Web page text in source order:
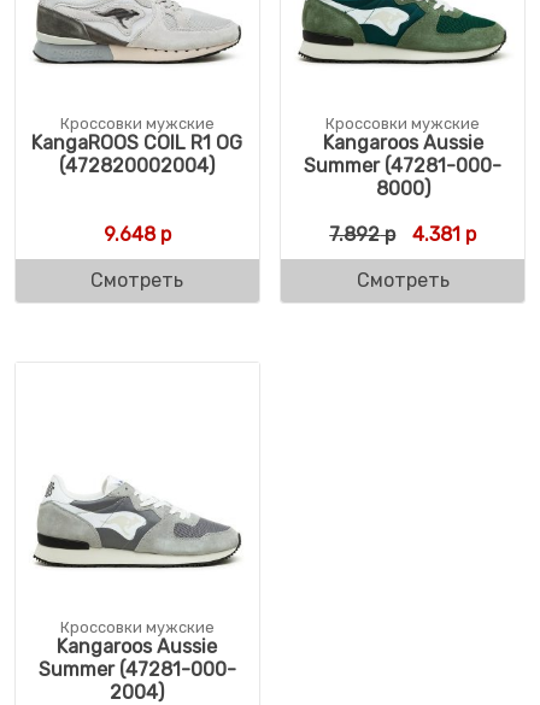
Кроссовки мужские
KangaROOS COIL R1 OG
(472820002004)
9.648р
Смотреть
Кроссовки мужские
Kangaroos Aussie
Summer (47281-000-
8000)
7.892р 4.381 р
Смотреть
Кроссовки мужские
Kangaroos Aussie
Summer (47281-000-
2004)